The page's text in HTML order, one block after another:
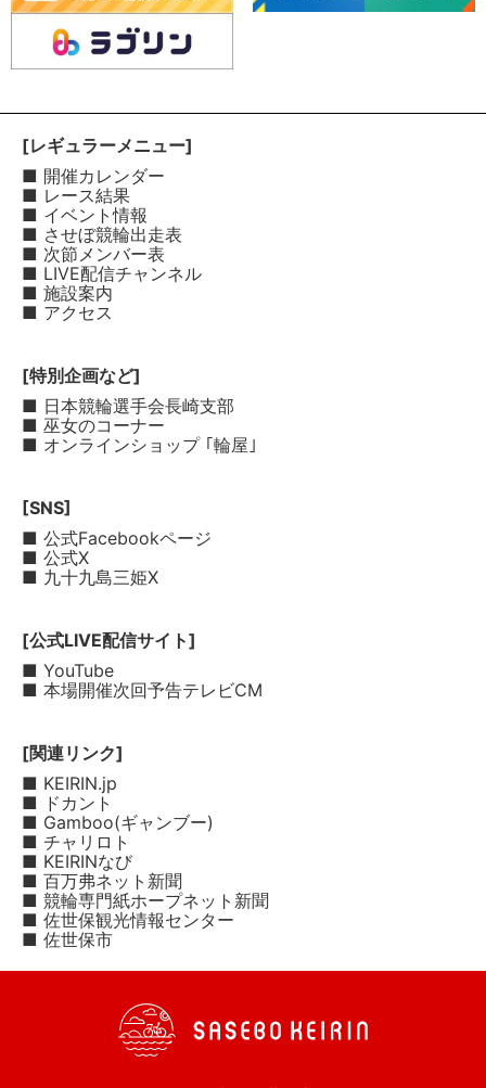
[レギュラーメニュー]
■ 開催カレンダー
■ レース結果
■ イベント情報
■ させぼ競輪出走表
■ 次節メンバー表
■ LIVE配信チャンネル
■ 施設案内
■ アクセス
[特別企画など]
■ 日本競輪選手会長崎支部
■ 巫女のコーナー
■ オンラインショップ ｢輪屋｣
[SNS]
■ 公式Facebookページ
■ 公式X
■ 九十九島三姫X
[公式LIVE配信サイト]
■ YouTube
■ 本場開催次回予告テレビCM
[関連リンク]
■ KEIRIN.jp
■ ドカント
■ Gamboo(ギャンブー)
■ チャリロト
■ KEIRINなび
■ 百万弗ネット新聞
■ 競輪専門紙ホープネット新聞
■ 佐世保観光情報センター
■ 佐世保市